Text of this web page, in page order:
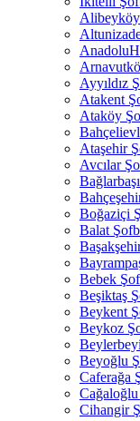
Ayyıldız
Atakent
Ataköy
Ataşehir
Avcılar
Boğaziçi
Balat
Bebek
Beşiktaş
Beykent
Beykoz
Beyoğlu
Caferağa
Cihangir